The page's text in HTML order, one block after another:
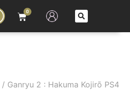
0
/ Ganryu 2 : Hakuma Kojirō PS4